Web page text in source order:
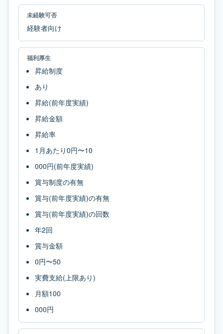
未経験可否
経験者向け
福利厚生
昇給制度
あり
昇給(前年度実績)
昇給金額
昇給率
1月あたり0円〜10
000円(前年度実績)
賞与制度の有無
賞与(前年度実績)の有無
賞与(前年度実績)の回数
年2回
賞与金額
0円〜50
実費支給(上限あり)
月額100
000円